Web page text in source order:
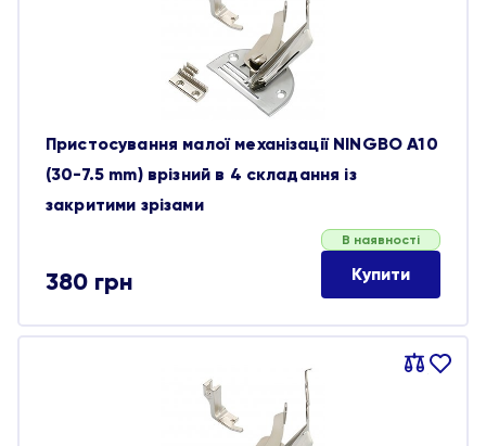
Пристосування малої механізації NINGBO A10
(30-7.5 mm) врізний в 4 складання із
закритими зрізами
380 грн
В наявності
Купити
Порівняти
В